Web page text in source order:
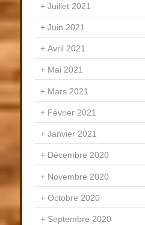
Juillet 2021
Juin 2021
Avril 2021
Mai 2021
Mars 2021
Février 2021
Janvier 2021
Décembre 2020
Novembre 2020
Octobre 2020
Septembre 2020